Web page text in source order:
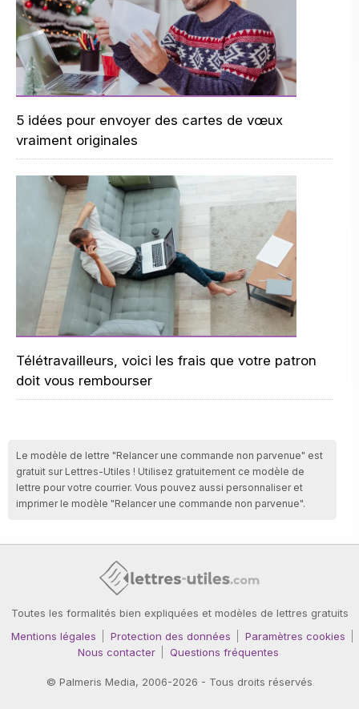
5 idées pour envoyer des cartes de vœux
vraiment originales
Télétravailleurs, voici les frais que votre patron
doit vous rembourser
Le modèle de lettre "Relancer une commande non parvenue" est
gratuit sur Lettres-Utiles ! Utilisez gratuitement ce modèle de
lettre pour votre courrier. Vous pouvez aussi personnaliser et
imprimer le modèle "Relancer une commande non parvenue".
Toutes les formalités bien expliquées et modèles de lettres gratuits
Mentions légales
Protection des données
Paramètres cookies
Nous contacter
Questions fréquentes
© Palmeris Media, 2006-2026 - Tous droits réservés